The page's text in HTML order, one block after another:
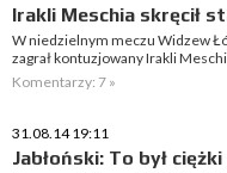
Irakli Meschia skręcił
W niedzielnym meczu Widzew
zagrał kontuzjowany Irakli
Komentarzy: 7 »
31.08.14 19:11
Jabłoński: To był